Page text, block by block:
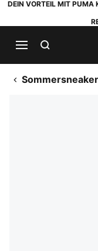
DEIN VORTEIL MIT PUMA